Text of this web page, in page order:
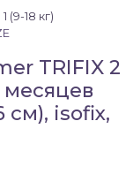
(9-18 кг)
TRIFIX 2
месяцев
см), isofix,